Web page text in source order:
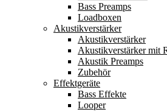
Bass Preamps
Loadboxen
Akustikverstärker
Akustikverstärker
Akustikverstärker mit
Akustik Preamps
Zubehör
Effektgeräte
Bass Effekte
Looper